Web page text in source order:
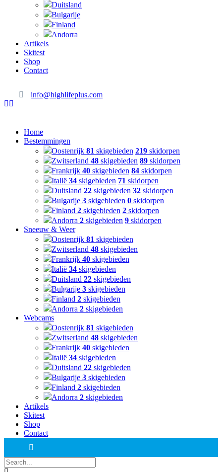
Duitsland
Bulgarije
Finland
Andorra
Artikels
Skitest
Shop
Contact
info@highlifeplus.com
Home
Bestemmingen
Oostenrijk 81 skigebieden 219 skidorpen
Zwitserland 48 skigebieden 89 skidorpen
Frankrijk 40 skigebieden 84 skidorpen
Italië 34 skigebieden 71 skidorpen
Duitsland 22 skigebieden 32 skidorpen
Bulgarije 3 skigebieden 0 skidorpen
Finland 2 skigebieden 2 skidorpen
Andorra 2 skigebieden 9 skidorpen
Sneeuw & Weer
Oostenrijk 81 skigebieden
Zwitserland 48 skigebieden
Frankrijk 40 skigebieden
Italië 34 skigebieden
Duitsland 22 skigebieden
Bulgarije 3 skigebieden
Finland 2 skigebieden
Andorra 2 skigebieden
Webcams
Oostenrijk 81 skigebieden
Zwitserland 48 skigebieden
Frankrijk 40 skigebieden
Italië 34 skigebieden
Duitsland 22 skigebieden
Bulgarije 3 skigebieden
Finland 2 skigebieden
Andorra 2 skigebieden
Artikels
Skitest
Shop
Contact